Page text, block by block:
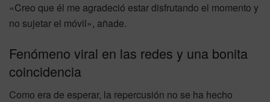
«Creo que él me agradeció estar disfrutando el momento y
no sujetar el móvil», añade.
Fenómeno viral en las redes y una bonita
coincidencia
Como era de esperar, la repercusión no se ha hecho